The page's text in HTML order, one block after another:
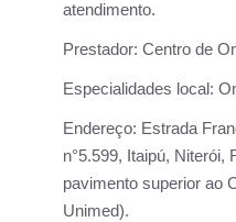
atendimento.
Prestador: Centro de
Especialidades local:
Endereço: Estrada
n°5.599, Itaipú,
pavimento superior ao
Unimed).